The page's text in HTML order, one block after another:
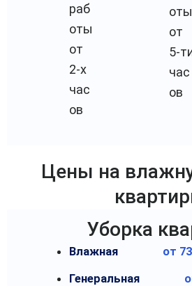
раб
оты
от
2-х
час
ов
оты
от
5-
час
ов
Цены на
Уборка
Влажная от
Генеральная